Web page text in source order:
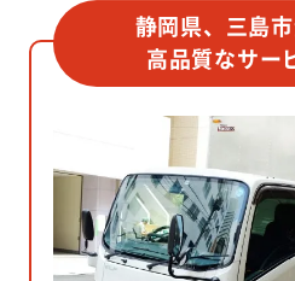
静岡県、三島
高品質なサー